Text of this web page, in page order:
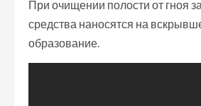
При очищении полости от гноя
средства наносятся на
образование.